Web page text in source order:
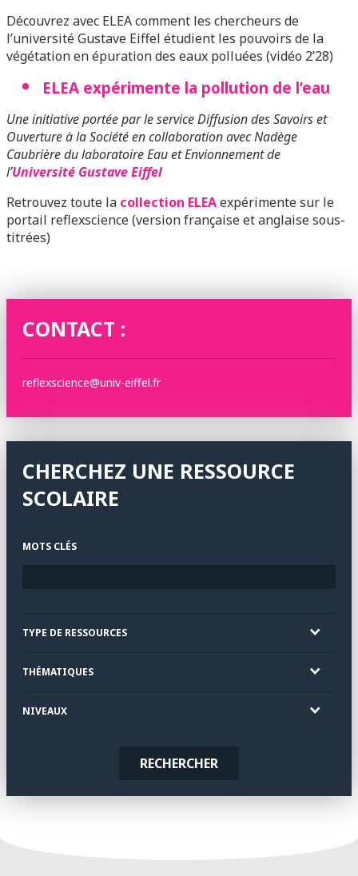
Découvrez avec ELEA comment les chercheurs de
l’université Gustave Eiffel étudient les pouvoirs de la
végétation en épuration des eaux polluées (vidéo 2’28)
ELEA expérimente la pollution de l’eau
Une initiative portée par le service Diffusion des Savoirs et
Ouverture à la Société en collaboration avec Nadège
Caubrière du laboratoire Eau et Envionnement de
l’Université Gustave Eiffel
Retrouvez toute la collection ELEAexpérimente sur le
portail reflexscience (version française et anglaise sous-
titrées)
CONTACT :
reflexscience@univ-eiffel.fr
CHERCHEZ UNE RESSOURCE
SCOLAIRE
MOTS CLÉS
TYPE DE RESSOURCES
THÉMATIQUES
NIVEAUX
RECHERCHER